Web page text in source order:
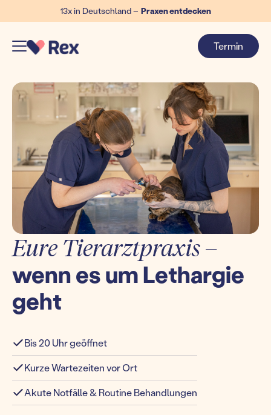
13x in Deutschland – Praxen entdecken
Termin
Eure Tierarztpraxis –
wenn es um Lethargie
geht
Bis 20 Uhr geöffnet
Kurze Wartezeiten vor Ort
Akute Notfälle & Routine Behandlungen